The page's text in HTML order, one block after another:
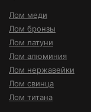
Лом меди
Лом бронзы
Лом латуни
Лом алюминия
Лом нержавейки
Лом свинца
Лом титана